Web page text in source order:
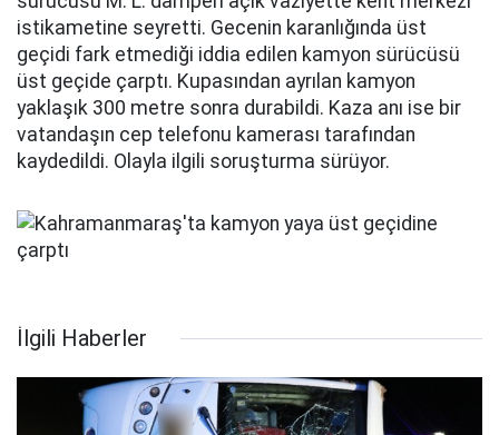
istikametine seyretti. Gecenin karanlığında üst
geçidi fark etmediği iddia edilen kamyon sürücüsü
üst geçide çarptı. Kupasından ayrılan kamyon
yaklaşık 300 metre sonra durabildi. Kaza anı ise bir
vatandaşın cep telefonu kamerası tarafından
kaydedildi. Olayla ilgili soruşturma sürüyor.
İlgili Haberler